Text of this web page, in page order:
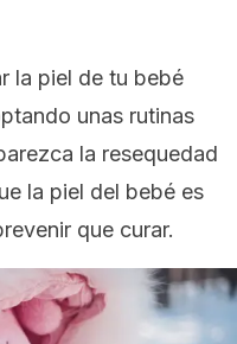
la piel de tu bebé
unas rutinas
la resequedad
la piel del bebé es
que curar.